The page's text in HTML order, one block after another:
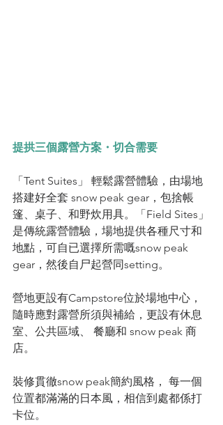
提拱三個露營方案・切合需要
「Tent Suites」 輕鬆露營體驗，由場地
搭建好全套 snow peak gear，包捨帳
篷、桌子、和野炊用具。「Field Sites」
是傳統露營體驗，場地提供各種尺寸和
地點，可自已選擇所需嘅snow peak
gear，然後自尸起營同setting。
營地更設有Campstore位於場地中心，
隨時應對露營所須與補給，更設有休息
室、公共區域、 餐廳和 snow peak 商
店。
裝修貫徹snow peak簡約風格， 每一個
位置都滿滿的日本風，相信到處都係打
卡位。